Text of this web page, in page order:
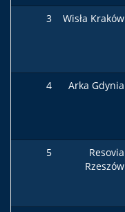
3 Wisła Kraków
4 Arka Gdynia
5
Resovia
Rzeszów